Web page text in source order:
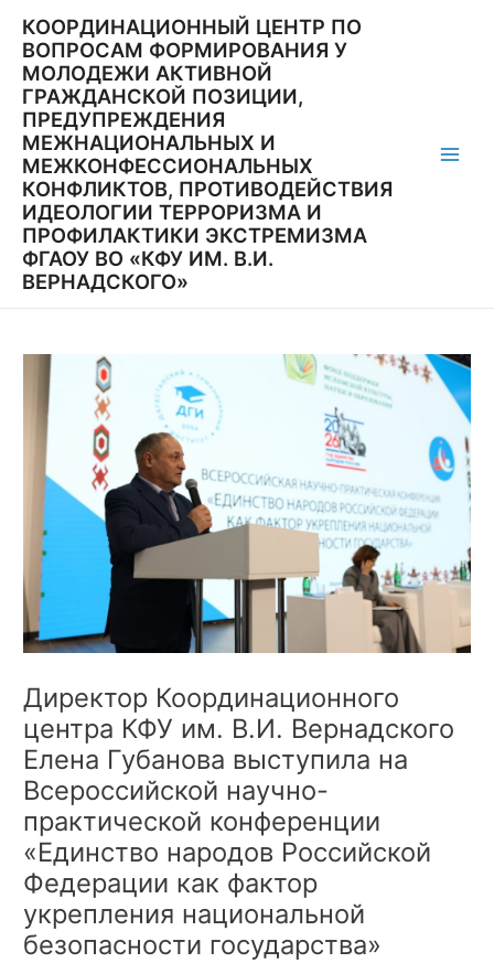
содержимому
КООРДИНАЦИОННЫЙ ЦЕНТР ПО
ВОПРОСАМ ФОРМИРОВАНИЯ У
МОЛОДЕЖИ АКТИВНОЙ
ГРАЖДАНСКОЙ ПОЗИЦИИ,
ПРЕДУПРЕЖДЕНИЯ
МЕЖНАЦИОНАЛЬНЫХ И
МЕЖКОНФЕССИОНАЛЬНЫХ
КОНФЛИКТОВ, ПРОТИВОДЕЙСТВИЯ
ИДЕОЛОГИИ ТЕРРОРИЗМА И
ПРОФИЛАКТИКИ ЭКСТРЕМИЗМА
ФГАОУ ВО «КФУ ИМ. В.И.
ВЕРНАДСКОГО»
Директор Координационного
центра КФУ им. В.И. Вернадского
Елена Губанова выступила на
Всероссийской научно-
практической конференции
«Единство народов Российской
Федерации как фактор
укрепления национальной
безопасности государства»